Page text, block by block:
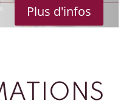
Plus d'infos